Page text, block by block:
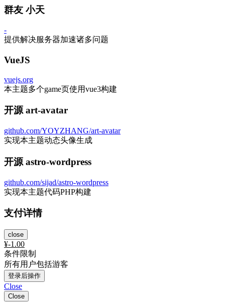
群友 小天
-
提供解决服务器加速诸多问题
VueJS
vuejs.org
本主题多个game页使用vue3构建
开源 art-avatar
github.com/YOYZHANG/art-avatar
实现本主题动态头像生成
开源 astro-wordpress
github.com/sijad/astro-wordpress
实现本主题代码PHP构建
支付详情
close
¥-1.00
条件限制
所有用户包括游客
登录后操作
Close
Close